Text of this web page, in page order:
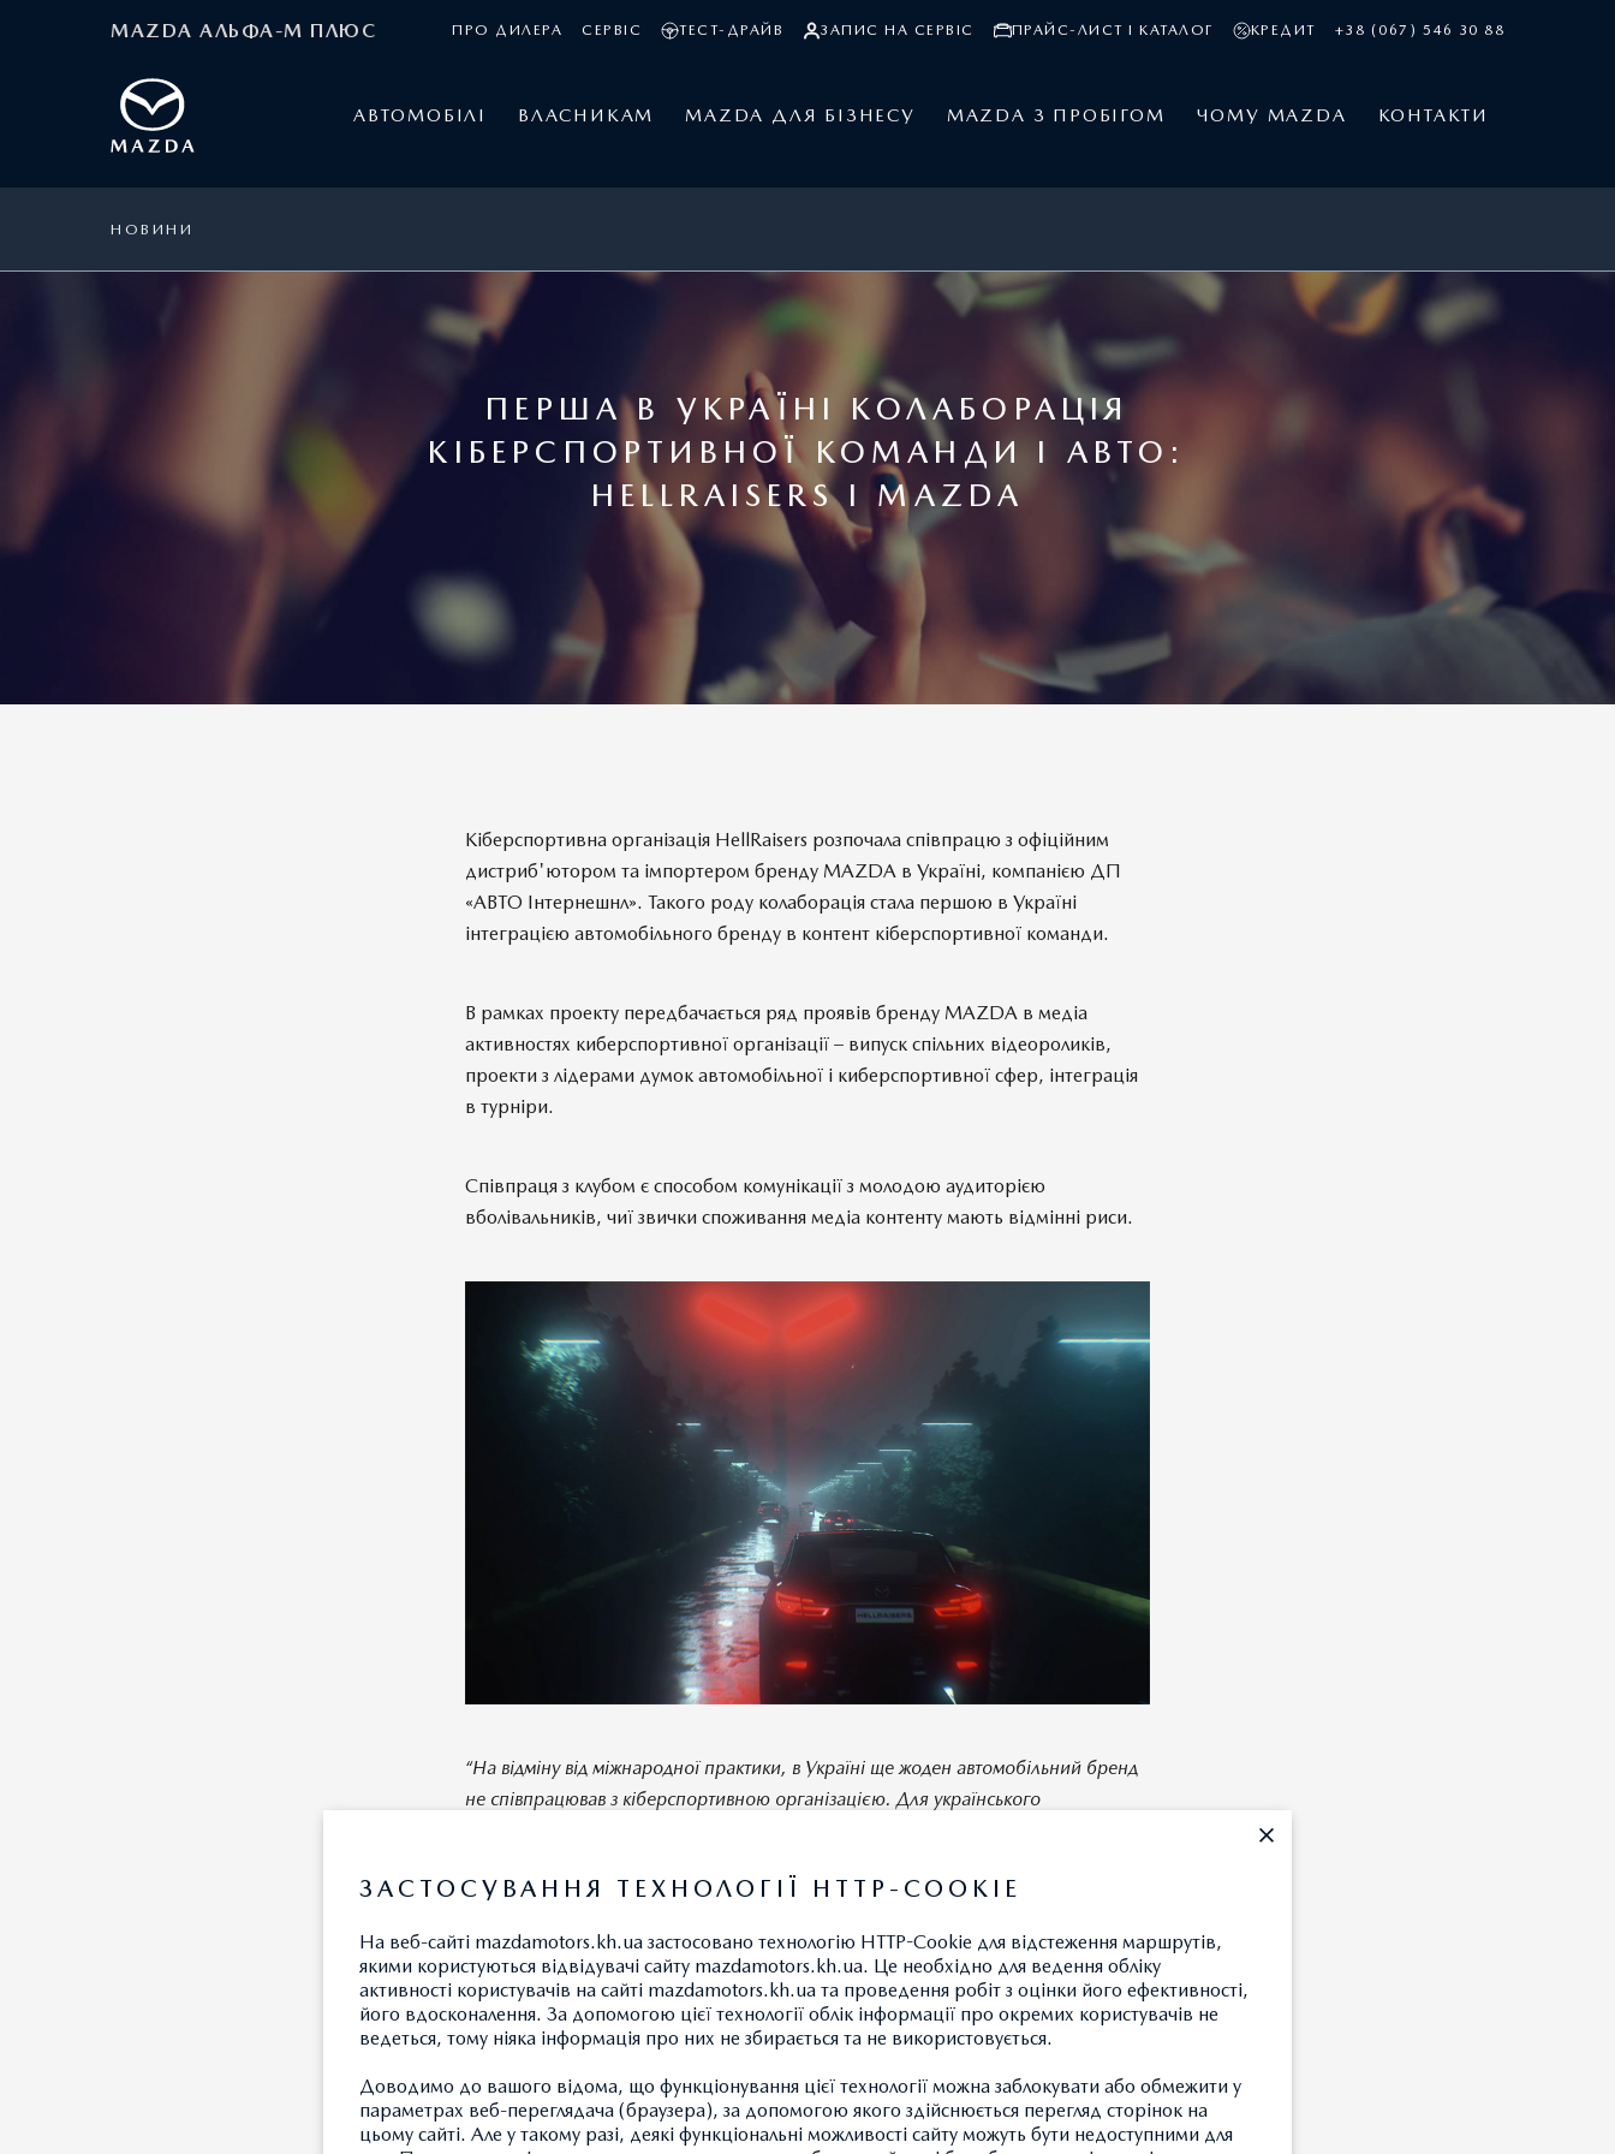
MAZDA АЛЬФА-М ПЛЮС ПРО ДИЛЕРА СЕРВІС ТЕСТ-ДРАЙВ ЗАПИС НА СЕРВІС ПРАЙС-ЛИСТ І КАТАЛОГ КРЕДИТ +38 (067) 546 30 88
АВТОМОБІЛІ ВЛАСНИКАМ MAZDA ДЛЯ БІЗНЕСУ MAZDA З ПРОБІГОМ ЧОМУ MAZDA КОНТАКТИ
НОВИНИ
ПЕРША В УКРАЇНІ КОЛАБОРАЦІЯ
КІБЕРСПОРТИВНОЇ КОМАНДИ І АВТО:
HELLRAISERS І MAZDA
Кіберспортивна організація HellRaisers розпочала співпрацю з офіційним
дистриб'ютором та імпортером бренду MAZDA в Україні, компанією ДП
«АВТО Інтернешнл». Такого роду колаборація стала першою в Україні
інтеграцією автомобільного бренду в контент кіберспортивної команди.
В рамках проекту передбачається ряд проявів бренду MAZDA в медіа
активностях киберспортивної організації – випуск спільних відеороликів,
проекти з лідерами думок автомобільної і киберспортивної сфер, інтеграція
в турніри.
Співпраця з клубом є способом комунікації з молодою аудиторією
вболівальників, чиї звички споживання медіа контенту мають відмінні риси.
“На відміну від міжнародної практики, в Україні ще жоден автомобільний бренд
не співпрацював з кіберспортивною організацією. Для українського
– коментує Тетяна Шеремет, керівник напрямку маркетингу та PR
“Кіберспорт – це частина нової реальності, про що доводять понад 1,67 млн.
Українських фанатів. –говорить менеджер з розвитку HellRaisers Тетяна
масштабний проект з авто брендом. І ми хочемо не просто показати
партнерство логотипом на наших каналах і на формі, а створити дійсно якісний і
ЗАСТОСУВАННЯ ТЕХНОЛОГІЇ HTTP-COOKIE
На веб-сайті mazdamotors.kh.ua застосовано технологію HTTP-Cookie для відстеження маршрутів,
якими користуються відвідувачі сайту mazdamotors.kh.ua. Це необхідно для ведення обліку
активності користувачів на сайті mazdamotors.kh.ua та проведення робіт з оцінки його ефективності,
його вдосконалення. За допомогою цієї технології облік інформації про окремих користувачів не
ведеться, тому ніяка інформація про них не збирається та не використовується.
Доводимо до вашого відома, що функціонування цієї технології можна заблокувати або обмежити у
параметрах веб-переглядача (браузера), за допомогою якого здійснюється перегляд сторінок на
цьому сайті. Але у такому разі, деякі функціональні можливості сайту можуть бути недоступними для